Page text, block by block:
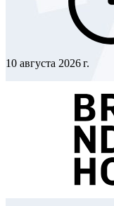
10 августа 2026 г.